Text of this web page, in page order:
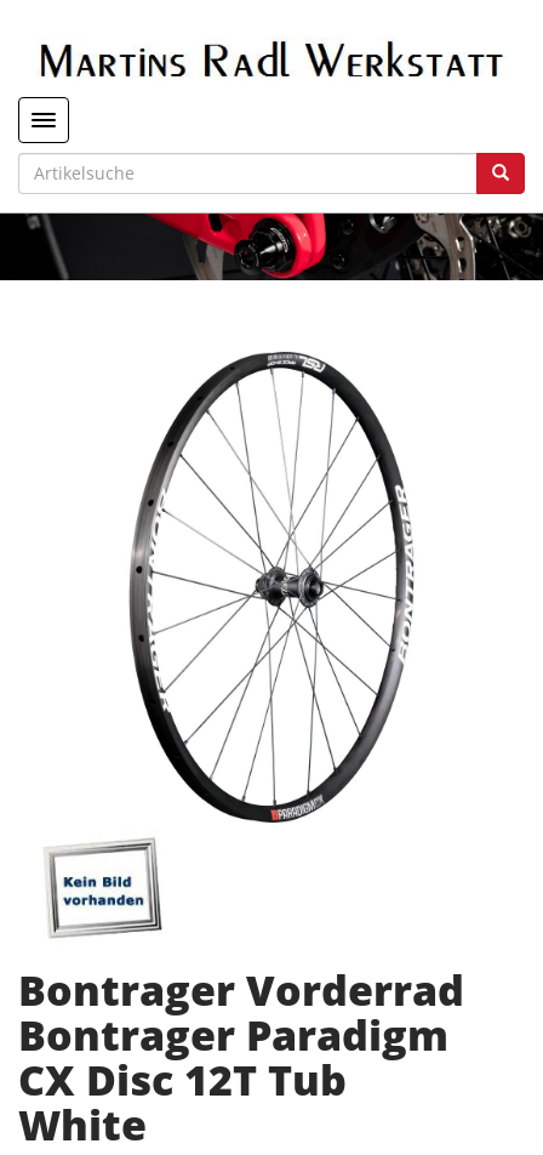
Toggle navigation
Bontrager Vorderrad
Bontrager Paradigm
CX Disc 12T Tub
White